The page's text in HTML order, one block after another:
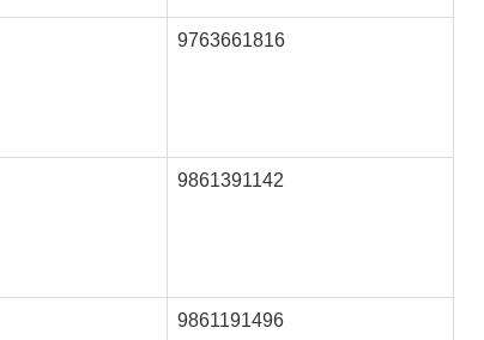
9763661816
9861391142
9861191496